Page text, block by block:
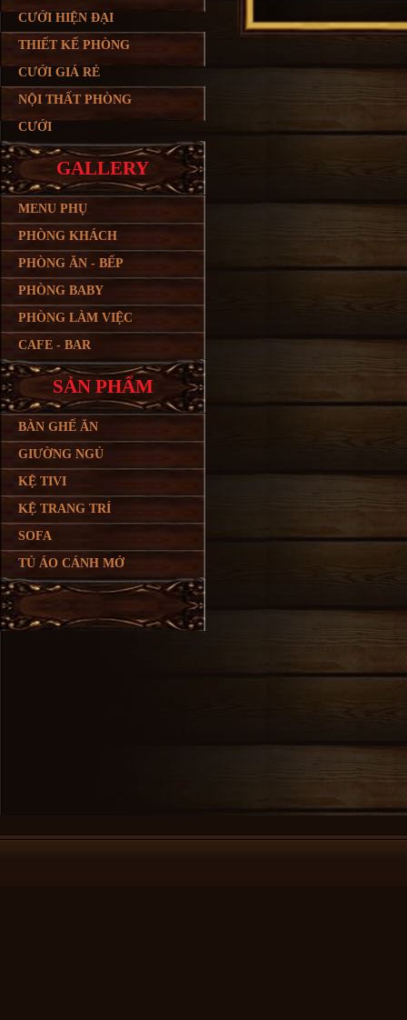
CƯỚI HIỆN ĐẠI
THIẾT KẾ PHÒNG
CƯỚI GIÁ RẺ
NỘI THẤT PHÒNG
CƯỚI
GALLERY
MENU PHỤ
PHÒNG KHÁCH
PHÒNG ĂN - BẾP
PHÒNG BABY
PHÒNG LÀM VIỆC
CAFE - BAR
SẢN PHẨM
BÀN GHẾ ĂN
GIƯỜNG NGỦ
KỆ TIVI
KỆ TRANG TRÍ
SOFA
TỦ ÁO CÁNH MỞ